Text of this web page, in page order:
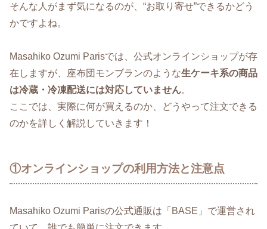
そんな人がまず気になるのが、“お取り寄せ”できるかどう
かですよね。
Masahiko Ozumi Parisでは、公式オンラインショップが存
在しますが、座布団モンブランのような生ケーキ系の商品
は冷蔵・冷凍配送には対応していません。
ここでは、実際に何が買えるのか、どうやって注文できる
のかを詳しく解説していきます！
①オンラインショップの利用方法と注意点
Masahiko Ozumi Parisの公式通販は「BASE」で運営され